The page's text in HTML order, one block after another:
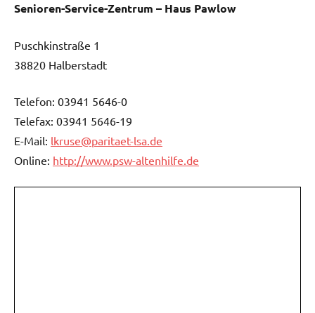
Senioren-Service-Zentrum – Haus Pawlow
Puschkinstraße 1
38820 Halberstadt
Telefon: 03941 5646-0
Telefax: 03941 5646-19
E-Mail: lkruse@paritaet-lsa.de
Online: http://www.psw-altenhilfe.de